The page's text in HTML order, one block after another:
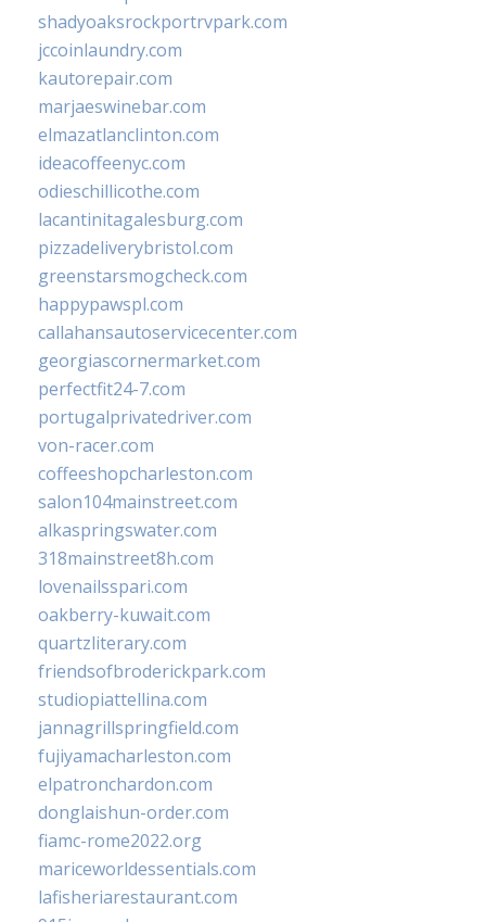
shadyoaksrockportrvpark.com
jccoinlaundry.com
kautorepair.com
marjaeswinebar.com
elmazatlanclinton.com
ideacoffeenyc.com
odieschillicothe.com
lacantinitagalesburg.com
pizzadeliverybristol.com
greenstarsmogcheck.com
happypawspl.com
callahansautoservicecenter.com
georgiascornermarket.com
perfectfit24-7.com
portugalprivatedriver.com
von-racer.com
coffeeshopcharleston.com
salon104mainstreet.com
alkaspringswater.com
318mainstreet8h.com
lovenailsspari.com
oakberry-kuwait.com
quartzliterary.com
friendsofbroderickpark.com
studiopiattellina.com
jannagrillspringfield.com
fujiyamacharleston.com
elpatronchardon.com
donglaishun-order.com
fiamc-rome2022.org
mariceworldessentials.com
lafisheriarestaurant.com